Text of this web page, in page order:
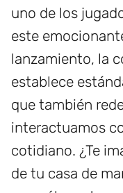
uno de los
este
lanzamiento, la
establece
que también
interactuamos
cotidiano. ¿Te
de tu casa de